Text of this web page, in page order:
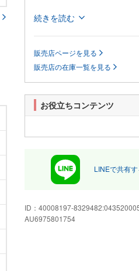
当店では格安の軽自動車を多
おります!
また、当店は安いだけじゃご
ません!自社認証整備工場も
ており、お客様がご心配な
いるアフターフォローもきっ
展示場に無い車輌でも、お
クションよりお探ししご提供
します。
皆様のご来店を心よりお待ち
おります!
続きを読む
販売店ページを見る
販売店の在庫一覧を見る
お役立ちコンテンツ
LINEで共有す
ID： 40008197-
AU6975801754